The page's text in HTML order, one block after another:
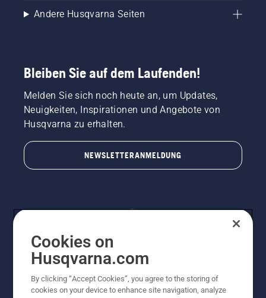
Andere Husqvarna Seiten
Bleiben Sie auf dem Laufenden!
Melden Sie sich noch heute an, um Updates,
Neuigkeiten, Inspirationen und Angebote von
Husqvarna zu erhalten.
NEWSLETTERANMELDUNG
© Husqvarna AB (publ). Alle Rechte vorbehalten.
Preisänderungen, Irrtümer, Text- und Satzfehler sind
Cookies on
Husqvarna.com
By clicking “Accept Cookies”, you agree to the storing of
cookies on your device to enhance site navigation, analyze